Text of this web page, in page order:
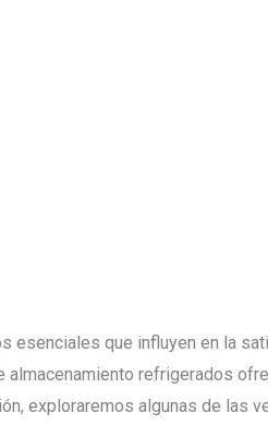
que influyen en la
refrigerados
exploraremos algunas de las